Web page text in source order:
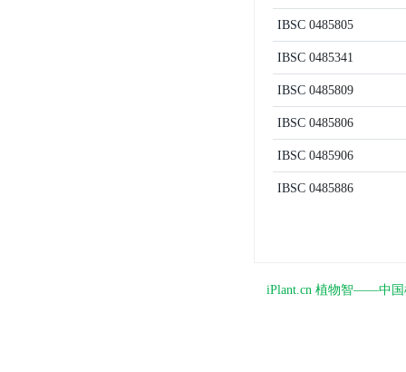
IBSC 0485805
IBSC 0485341
IBSC 0485809
IBSC 0485806
IBSC 0485906
IBSC 0485886
iPlant.cn 植物智——中国